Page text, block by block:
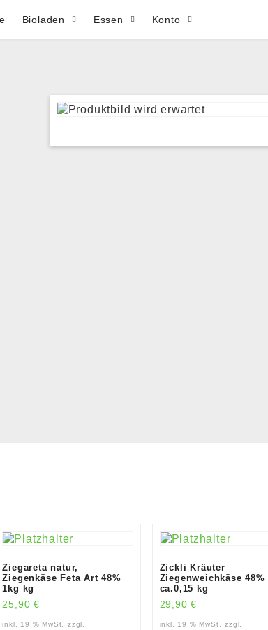
Bioladen Essen Konto
Ziegareta natur,
Ziegenkäse Feta Art 48%
1kg kg
25,90€
inkl. 19 % MwSt.
zzgl.
Zickli Kräuter
Ziegenweichkäse 48%
ca.0,15 kg
29,90€
inkl. 19 % MwSt.
zzgl.